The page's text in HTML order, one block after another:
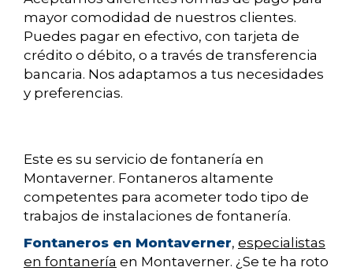
mayor comodidad de nuestros clientes.
Puedes pagar en efectivo, con tarjeta de
crédito o débito, o a través de transferencia
bancaria. Nos adaptamos a tus necesidades
y preferencias.
Este es su servicio de fontanería en
Montaverner. Fontaneros altamente
competentes para acometer todo tipo de
trabajos de instalaciones de fontanería.
Fontaneros en Montaverner, especialistas
en fontanería en Montaverner. ¿Se te ha roto